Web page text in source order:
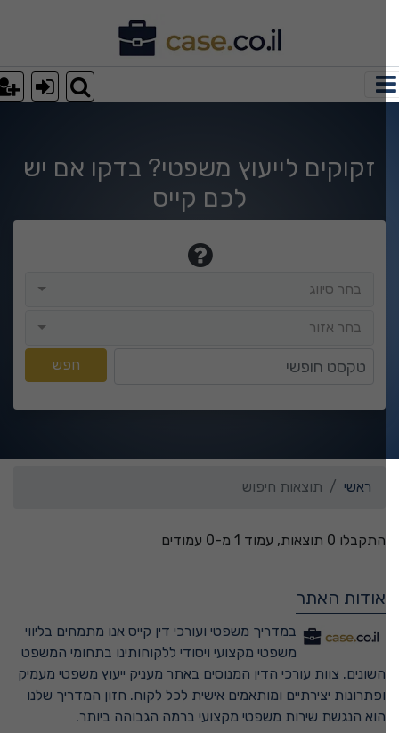
חיפוש
זקוקים לייעוץ משפטי? בדקו אם יש
לכם קייס
בחר סיווג
בחר אזור
חפש
ראשי תוצאות חיפוש
התקבלו 0 תוצאות, עמוד 1 מ-0 עמודים
אודות האתר
במדריך משפטי ועורכי דין קייס אנו מתמחים בליווי
משפטי מקצועי ויסודי ללקוחותינו בתחומי המשפט
השונים. צוות עורכי הדין המנוסים באתר מעניק ייעוץ משפטי מעמיק
ופתרונות יצירתיים ומותאמים אישית לכל לקוח. חזון המדריך שלנו
הוא הנגשת שירות משפטי מקצועי ברמה הגבוהה ביותר.